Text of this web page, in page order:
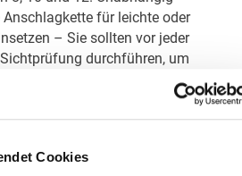
Cookies
Anschlagkette für leichte oder
– Sie sollten vor jeder
durchführen, um
ist ideal für einfache